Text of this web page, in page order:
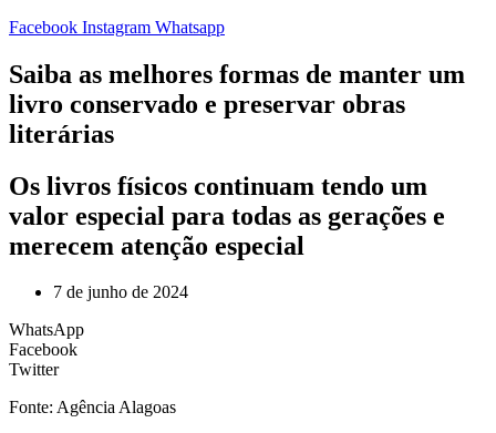
Facebook Instagram Whatsapp
Saiba as melhores formas de manter um
livro conservado e preservar obras
literárias
Os livros físicos continuam tendo um
valor especial para todas as gerações e
merecem atenção especial
7 de junho de 2024
WhatsApp
Facebook
Twitter
Fonte: Agência Alagoas